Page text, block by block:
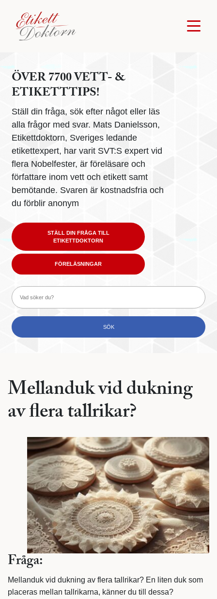
ÖVER 7700 VETT- &
ETIKETTTIPS!
Ställ din fråga, sök efter något eller läs
alla frågor med svar. Mats Danielsson,
Etikettdoktorn, Sveriges ledande
etikettexpert, har varit SVT:S expert vid
flera Nobelfester, är föreläsare och
författare inom vett och etikett samt
bemötande. Svaren är kostnadsfria och
du förblir anonym
STÄLL DIN FRÅGA TILL
ETIKETTDOKTORN
FÖRELÄSNINGAR
Mellanduk vid dukning
av flera tallrikar?
Fråga:
Mellanduk vid dukning av flera tallrikar? En liten duk som
placeras mellan tallrikarna, känner du till dessa?